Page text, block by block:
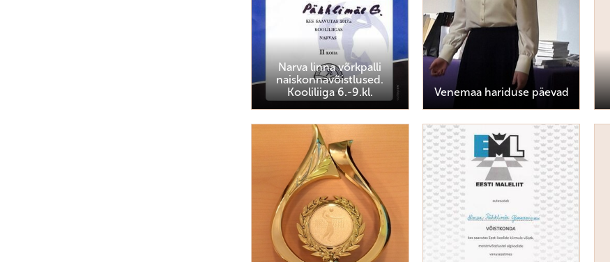
Narva linna võrkpalli
naiskonnavõistlused.
Kooliliiga 6.-9.kl.
Venemaa hariduse päevad